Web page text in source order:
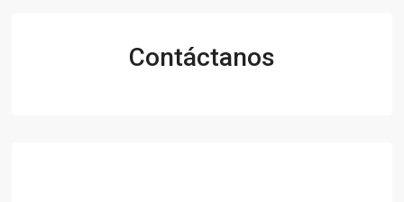
Contáctanos